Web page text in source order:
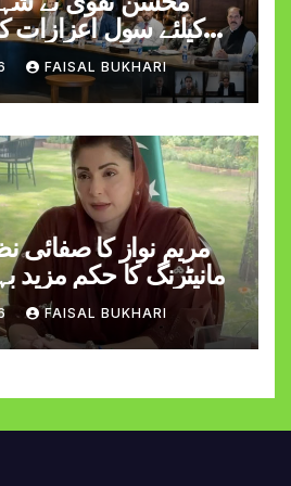
کیلئے سول
FAISAL BUKHARI
مریم نواز کا
مانیٹرنگ کا حکم مزید
FAISAL BUKHARI